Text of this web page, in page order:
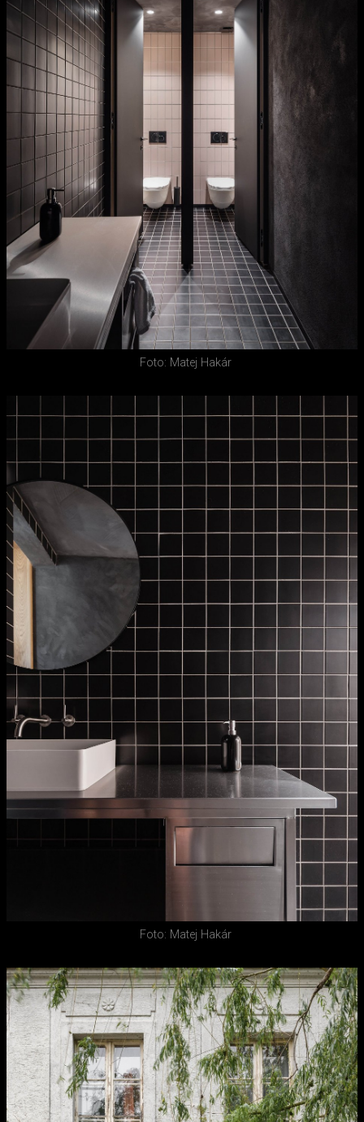
Foto: Matej Hakár
Foto: Matej Hakár